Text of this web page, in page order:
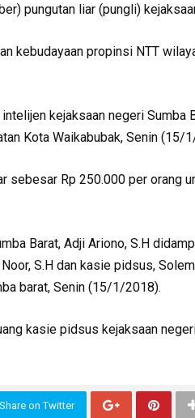
pungutan liar (pungli)
kebudayaan propinsi NTT
kejaksaan negeri Sumba
Kota Waikabubak, Senin (15/
sebesar Rp 250.000 per orang
Barat, Adji Ariono, S.H
S.H dan kasie pidsus,
barat, Senin (15/1/2018).
kasie pidsus kejaksaan
Share on Twitter